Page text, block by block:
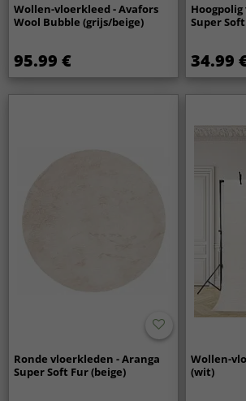
Wollen-vloerkleed - Avafors
Wool Bubble (grijs/beige)
95.99 €
Super
34.99
Ronde vloerkleden - Aranga
Super Soft Fur (beige)
Wollen-
(wit)